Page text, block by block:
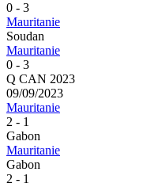
0 - 3
Mauritanie
Soudan
Mauritanie
0 - 3
Q CAN 2023
09/09/2023
Mauritanie
2 - 1
Gabon
Mauritanie
Gabon
2 - 1